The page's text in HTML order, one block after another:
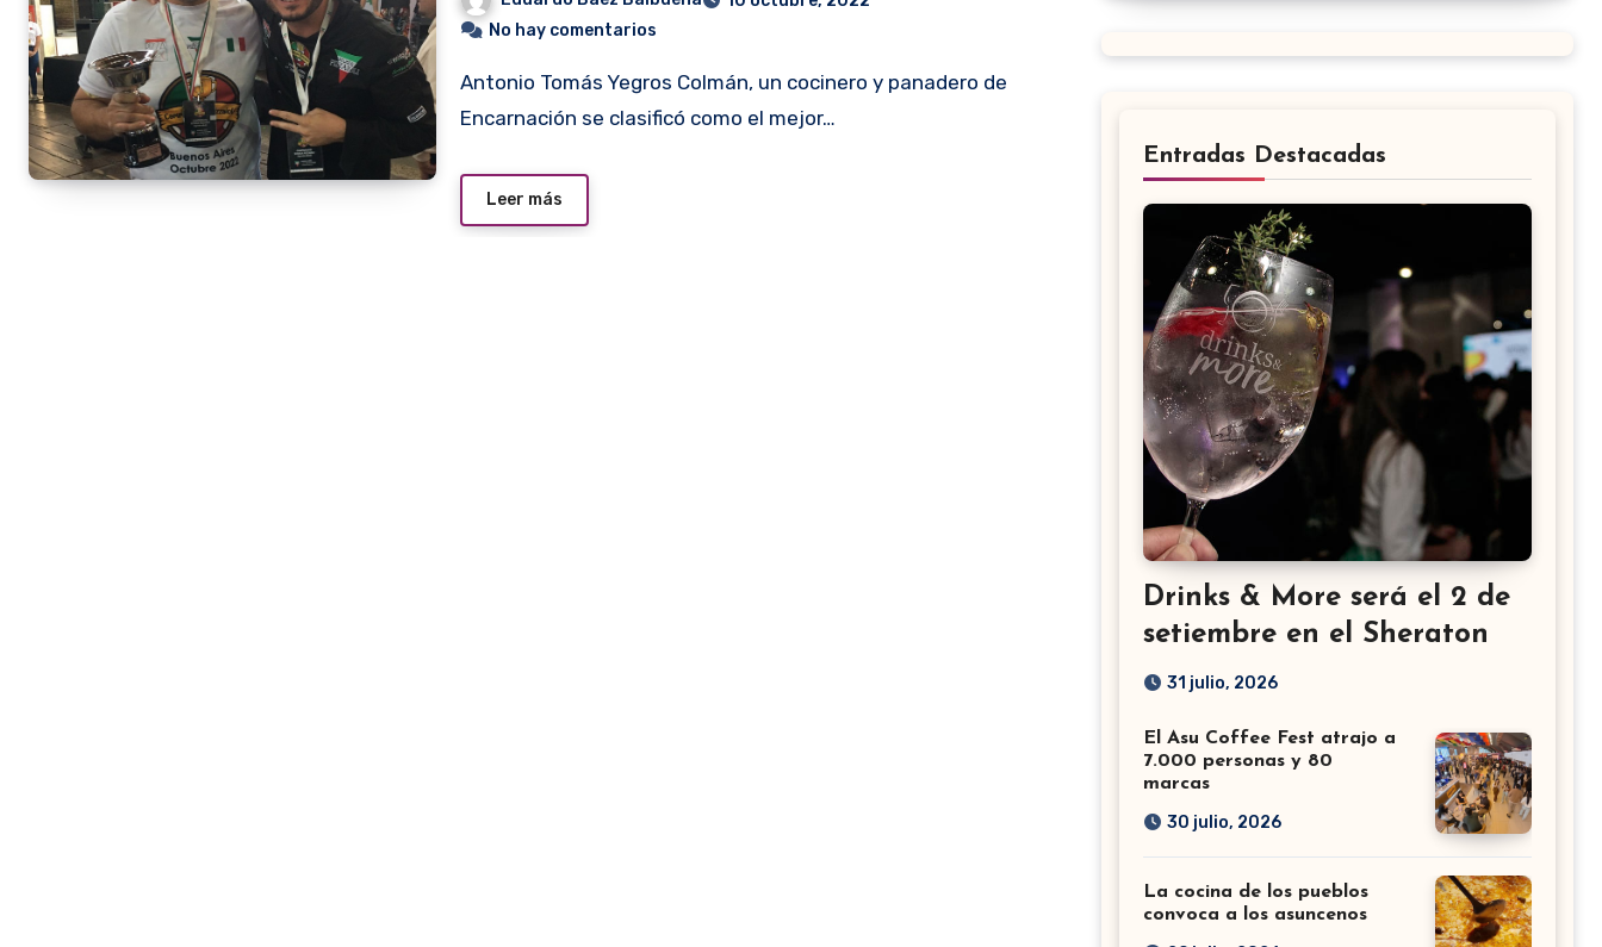
No hay comentarios
Antonio Tomás Yegros Colmán, un cocinero y panadero de
Encarnación se clasificó como el mejor…
Leer más
Entradas Destacadas
Drinks & More será el 2 de
setiembre en el Sheraton
31 julio, 2026
El Asu Coffee Fest atrajo a
7.000 personas y 80
marcas
30 julio, 2026
La cocina de los pueblos
convoca a los asuncenos